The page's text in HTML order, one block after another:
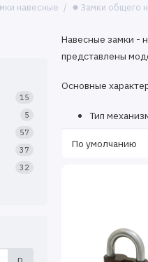
навесные ✹ Замки общего
15
5
57
37
32
Навесные замки -
представлены
Основные
Тип
Материал
Место